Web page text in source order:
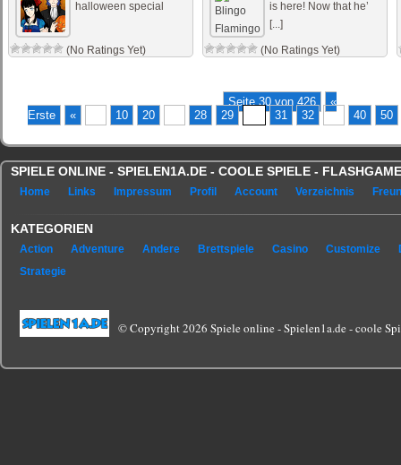
halloween special
(No Ratings Yet)
is here! Now that he’
[...]
(No Ratings Yet)
Seite 30 von 426
«
Erste
« 10 20 28 29 31 32 ... 40 50
SPIELE ONLINE - SPIELEN1A.DE - COOLE SPIELE -
Home Links Impressum Profil Account Verzeichnis
KATEGORIEN
Action Adventure Andere Brettspiele Casino Customize
Strategie
© Copyright 2026 Spiele online - Spielen1a.de - coole